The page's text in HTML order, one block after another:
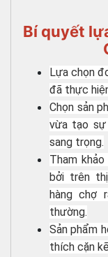
Bí quyết
Lựa chọn
đã thực
Chọn sản
vừa tạo sự
sang trọng.
Tham
bởi trên
hàng chợ
thường.
Sản phẩm
thích cặn